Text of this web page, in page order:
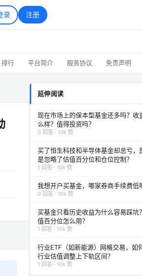
录 注册
排行 平台简介 服务协议 免责声明
延伸阅读
现在市场上的保本型基金还多吗？收
么样？值得投资吗？
0 回答 · 10k 赞
买了恒生科技和半导体基金却总亏，
是忽略了估值百分位和仓位控制？
1 回答 · 10k 赞
我想开户买基金，哪家券商手续费低
0 回答 · 10k 赞
买基金只看历史收益为什么容易踩坑
值百分位怎么用？
1 回答 · 10k 赞
行业ETF（如新能源）网格交易，如
行业估值调整上下轨区间？
1 回答 · 10k 赞